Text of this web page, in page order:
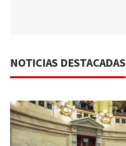
NOTICIAS DESTACADAS